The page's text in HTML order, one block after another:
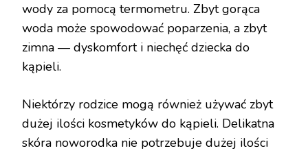
wody za pomocą termometru. Zbyt gorąca
woda może spowodować poparzenia, a zbyt
zimna — dyskomfort i niechęć dziecka do
kąpieli.
Niektórzy rodzice mogą również używać zbyt
dużej ilości kosmetyków do kąpieli. Delikatna
skóra noworodka nie potrzebuje dużej ilości